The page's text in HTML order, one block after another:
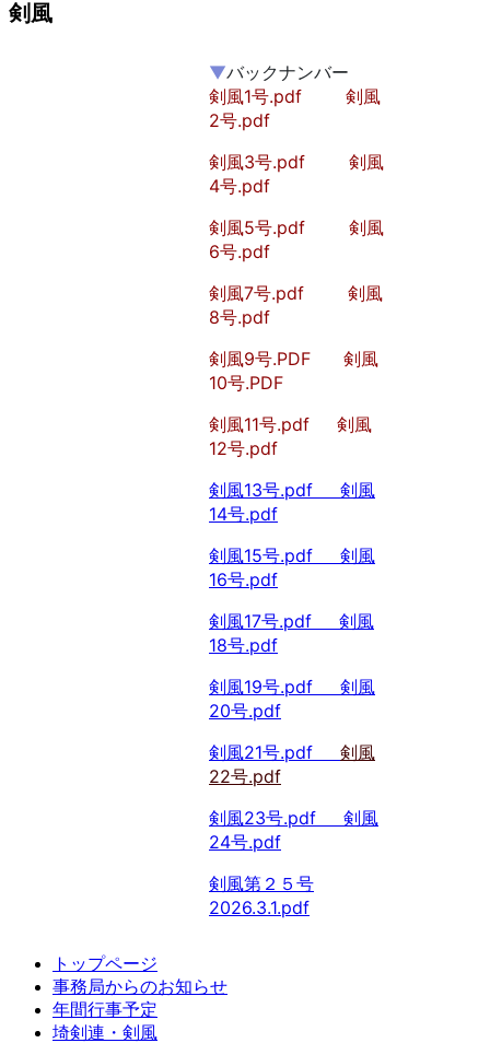
剣風
▼バックナンバー
剣風1号.pdf 剣風
2号.pdf
剣風3号.pdf 剣風
4号.pdf
剣風5号.pdf 剣風
6号.pdf
剣風7号.pdf 剣風
8号.pdf
剣風9号.PDF 剣風
10号.PDF
剣風11号.pdf 剣風
12号.pdf
剣風13号.pdf 剣風
14号.pdf
剣風15号.pdf 剣風
16号.pdf
剣風17号.pdf 剣風
18号.pdf
剣風19号.pdf 剣風
20号.pdf
剣風21号.pdf 剣風
22号.pdf
剣風23号.pdf 剣風
24号.pdf
剣風第２５号
2026.3.1.pdf
トップページ
事務局からのお知らせ
年間行事予定
埼剣連・剣風